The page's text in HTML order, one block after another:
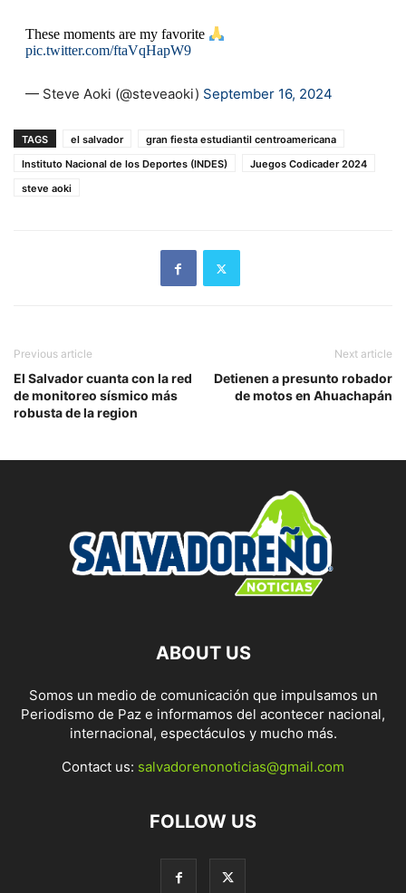
These moments are my favorite
pic.twitter.com/ftaVqHapW9
— Steve Aoki (@steveaoki) September 16, 2024
TAGS el salvador
gran fiesta estudiantil centroamericana
Instituto Nacional de los Deportes (INDES)
Juegos Codicader 2024
steve aoki
Previous article
El Salvador cuanta con la red
de monitoreo sísmico más
robusta de la region
Next article
Detienen a presunto robador
de motos en Ahuachapán
ABOUT US
Somos un medio de comunicación que impulsamos un
Periodismo de Paz e informamos del acontecer nacional,
internacional, espectáculos y mucho más.
Contact us: salvadorenonoticias@gmail.com
FOLLOW US